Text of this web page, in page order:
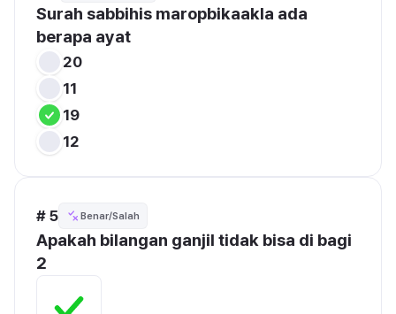
Surah sabbihis maropbikaakla ada
berapa ayat
20
11
19
12
# 5 Benar/Salah
Apakah bilangan ganjil tidak bisa di bagi
2